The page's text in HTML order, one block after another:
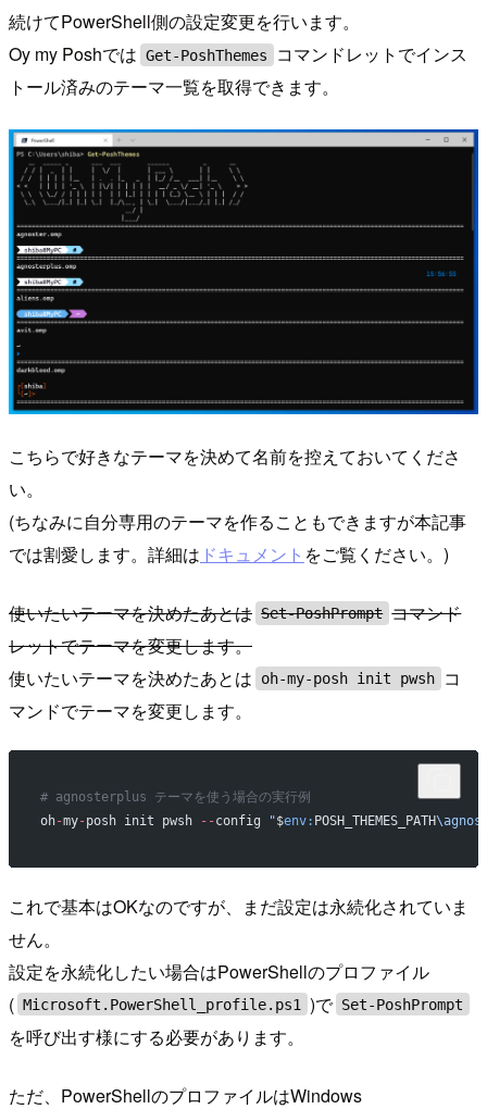
続けてPowerShell側の設定変更を行います。
Oy my Poshでは Get-PoshThemes
コマンドレットでインス
トール済みのテーマ一覧を取得できます。
こちらで好きなテーマを決めて名前を控えておいてくださ
い。
(ちなみに自分専用のテーマを作ることもできますが本記事
では割愛します。詳細は ドキュメント をご覧ください。)
使いたいテーマを決めたあとは Set-PoshPrompt コマンド
レットでテーマを変更します。
使いたいテーマを決めたあとは
oh-my-posh init pwsh
コ
マンドでテーマを変更します。
# agnosterplus テーマを使う場合の実行例
oh-my-posh init pwsh --config "$env: POSH_THEMES_PATH
これで基本はOKなのですが、まだ設定は永続化されていま
せん。
設定を永続化したい場合はPowerShellのプロファイル
( Microsoft.PowerShell_profile.ps1 )で Set-PoshPrompt
を呼び出す様にする必要があります。
ただ、PowerShellのプロファイルはWindows